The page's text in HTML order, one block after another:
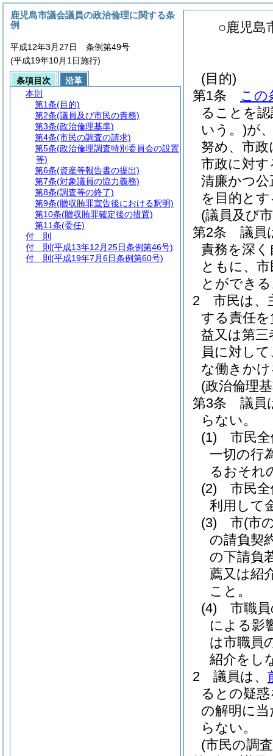
○鹿児島
(目的)
第1条
この
ることを
いう。)が
努め、市
市政に対
清廉かつ
を目的と
(議員及び
第2条
議員
責務を深
ともに、
とができ
2
市民は、
する責任
益又は第
員に対し
な働きか
(政治倫理
第3条
議員
らない。
(1)
市民
一切の行
るおそれ
(2)
市民
利用して
(3)
市(市
の請負契
の下請負
薦又は紹
こと。
(4)
市職
による影
は市職員
紹介をし
2
議員は、
るとの疑
の解明に
らない。
(市民の調
鹿児島市議会議員の政治倫理に関する条
例
平成12年3月27日 条例第49号
(平成19年10月1日施行)
条項目次
沿革
本則
第1条(目的)
第2条(議員及び市民の責務)
第3条(政治倫理基準)
第4条(市民の調査の請求)
第5条(政治倫理調査特別委員会の設置
等)
第6条(資産等報告書の提出)
第7条(対象議員の協力義務)
第8条(調査等の終了)
第9条(贈収賄罪宣告後における釈明)
第10条(贈収賄罪確定後の措置)
第11条(委任)
付 則
付 則 (平成13年12月25日条例第46号)
付 則 (平成19年7月6日条例第60号)